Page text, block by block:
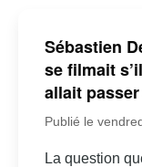
Sébastien
se filmait
allait
Publié le
La question